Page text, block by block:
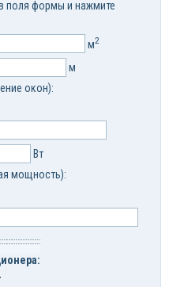
поля формы и нажмите
м2
м
окон):
Вт
мощность):